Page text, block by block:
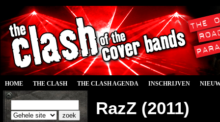
HOME THE CLASH THE CLASH AGENDA INSCHRIJVEN
RazZ (2011)